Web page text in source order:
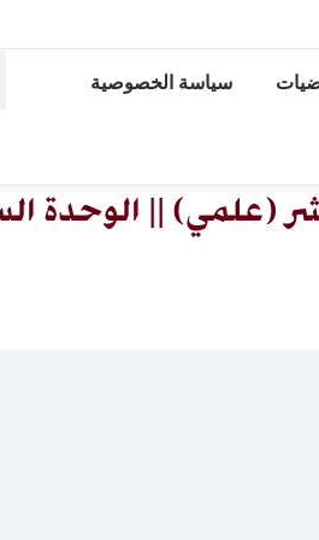
سياسة الخصوصية
|| الوحدة